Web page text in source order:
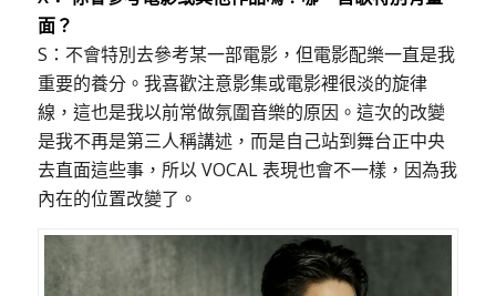
面？
S：不會特別去參考某一部電影，但電影配樂一直是我
重要的養分。我喜歡注意影集或電影裡很淡的旋律
線，這也是我以前常做氛圍音樂的原因。這次的改變
是我不再是第三人稱講述，而是自己站到舞台正中央
去直面這些事，所以 VOCAL 表現也會不一樣，因為我
內在的位置改變了。